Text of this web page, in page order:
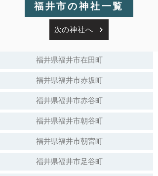
福井市の神社一覧
次の神社へ
福井県福井市在田町
福井県福井市赤坂町
福井県福井市赤谷町
福井県福井市朝谷町
福井県福井市朝宮町
福井県福井市足谷町